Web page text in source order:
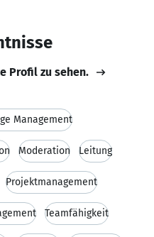
Profil zu sehen.
Management
Moderation Leitung
Projektmanagement
Teamfähigkeit